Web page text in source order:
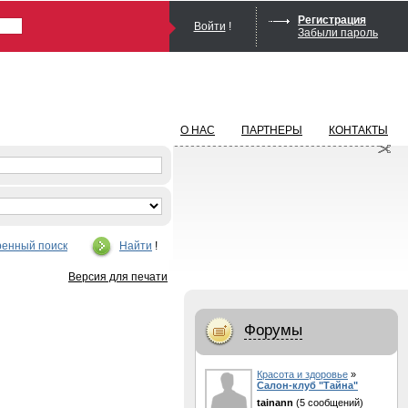
Войти !
Регистрация
Забыли пароль
поиск Найти !
Версия для печати
О НАС ПАРТНЕРЫ КОНТАКТЫ
Форумы
Красота и здоровье »
Салон-клуб "Тайна"
tainann (5 сообщений)